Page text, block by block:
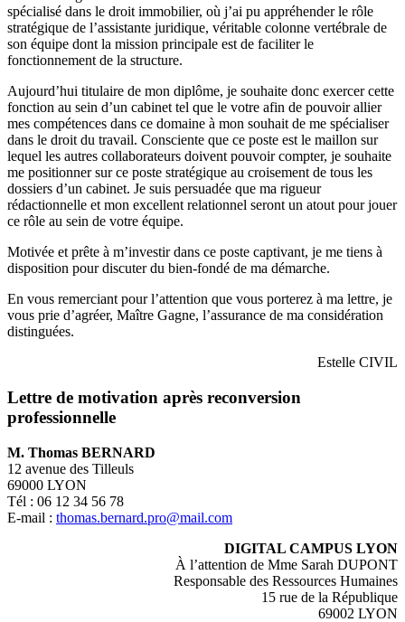
spécialisé dans le droit immobilier, où j’ai pu appréhender le rôle
stratégique de l’assistante juridique, véritable colonne vertébrale de
son équipe dont la mission principale est de faciliter le
fonctionnement de la structure.
Aujourd’hui titulaire de mon diplôme, je souhaite donc exercer cette
fonction au sein d’un cabinet tel que le votre afin de pouvoir allier
mes compétences dans ce domaine à mon souhait de me spécialiser
dans le droit du travail. Consciente que ce poste est le maillon sur
lequel les autres collaborateurs doivent pouvoir compter, je souhaite
me positionner sur ce poste stratégique au croisement de tous les
dossiers d’un cabinet. Je suis persuadée que ma rigueur
rédactionnelle et mon excellent relationnel seront un atout pour jouer
ce rôle au sein de votre équipe.
Motivée et prête à m’investir dans ce poste captivant, je me tiens à
disposition pour discuter du bien-fondé de ma démarche.
En vous remerciant pour l’attention que vous porterez à ma lettre, je
vous prie d’agréer, Maître Gagne, l’assurance de ma considération
distinguées.
Estelle CIVIL
Lettre de motivation après reconversion
professionnelle
M. Thomas BERNARD
12 avenue des Tilleuls
69000 LYON
Tél : 06 12 34 56 78
E-mail : thomas.bernard.pro@mail.com
DIGITAL CAMPUS LYON
À l’attention de Mme Sarah DUPONT
Responsable des Ressources Humaines
15 rue de la République
69002 LYON